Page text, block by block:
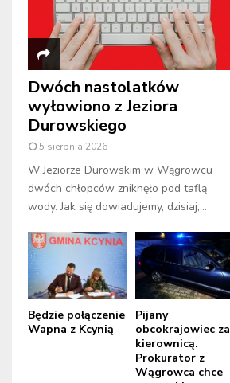
Dwóch nastolatków
wyłowiono z Jeziora
Durowskiego
5 sierpnia 2026
W Jeziorze Durowskim w Wągrowcu
dwóch chłopców zniknęło pod taflą
wody. Jak się dowiadujemy, dzisiaj,...
Będzie połączenie
Wapna z Kcynią
Pijany
obcokrajowiec za
kierownicą.
Prokurator z
Wągrowca chce